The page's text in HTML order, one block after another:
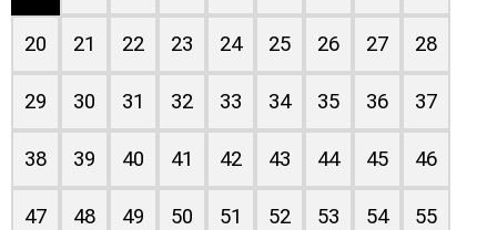
20 21 22 23 24 25 26 27 28
29 30 31 32 33 34 35 36 37
38 39 40 41 42 43 44 45 46
47 48 49 50 51 52 53 54 55